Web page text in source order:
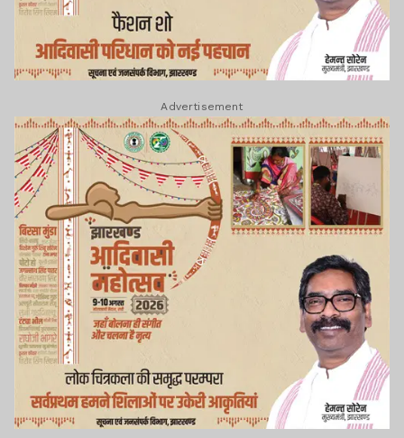
Advertisement